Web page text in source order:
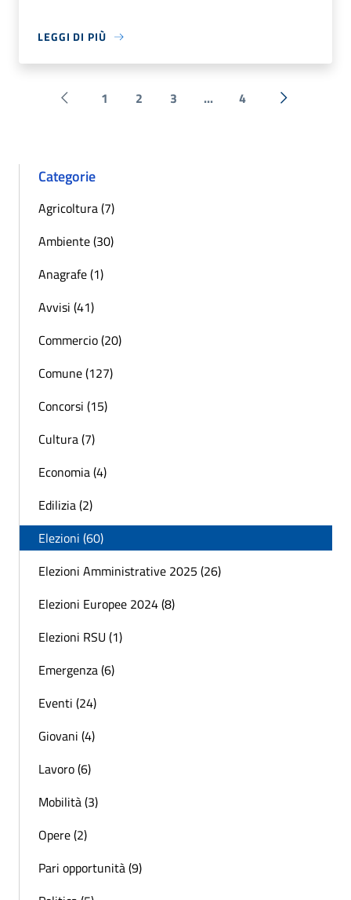
LEGGI DI PIÙ
Pagina precedente
1 2 3 ... 4 Successiva
Categorie
Agricoltura (7)
Ambiente (30)
Anagrafe (1)
Avvisi (41)
Commercio (20)
Comune (127)
Concorsi (15)
Cultura (7)
Economia (4)
Edilizia (2)
Elezioni (60)
Elezioni Amministrative 2025 (26)
Elezioni Europee 2024 (8)
Elezioni RSU (1)
Emergenza (6)
Eventi (24)
Giovani (4)
Lavoro (6)
Mobilità (3)
Opere (2)
Pari opportunità (9)